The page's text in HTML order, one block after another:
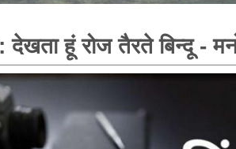
देखता हूं रोज तैरते बिन्दू -